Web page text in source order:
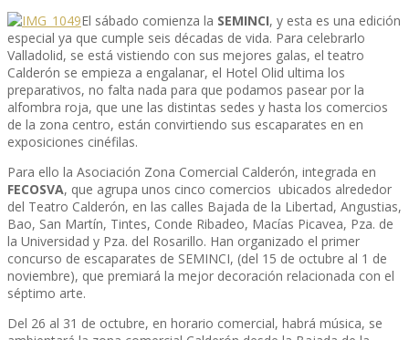
El sábado comienza la SEMINCI, y esta es una edición
especial ya que cumple seis décadas de vida. Para celebrarlo
Valladolid, se está vistiendo con sus mejores galas, el teatro
Calderón se empieza a engalanar, el Hotel Olid ultima los
preparativos, no falta nada para que podamos pasear por la
alfombra roja, que une las distintas sedes y hasta los comercios
de la zona centro, están convirtiendo sus escaparates en en
exposiciones cinéfilas.
Para ello la Asociación Zona Comercial Calderón, integrada en
FECOSVA, que agrupa unos cinco comercios ubicados alrededor
del Teatro Calderón, en las calles Bajada de la Libertad, Angustias,
Bao, San Martín, Tintes, Conde Ribadeo, Macías Picavea, Pza. de
la Universidad y Pza. del Rosarillo. Han organizado el primer
concurso de escaparates de SEMINCI, (del 15 de octubre al 1 de
noviembre), que premiará la mejor decoración relacionada con el
séptimo arte.
Del 26 al 31 de octubre, en horario comercial, habrá música, se